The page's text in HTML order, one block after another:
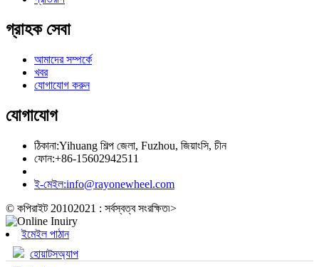
গ্রাহক সেবা
আমাদের সম্পর্কে
খবর
যোগাযোগ করুন
যোগাযোগ
ঠিকানা:Yihuang শিল্প জেলা, Fuzhou, জিয়াংসি, চীন
ফোন:+86-15602942511
ই-মেইল:info@rayonewheel.com
© কপিরাইট 20102021 : সর্বস্বত্ব সংরক্ষিত৷>
ইমেইল পাঠান
হোয়াটসঅ্যাপ